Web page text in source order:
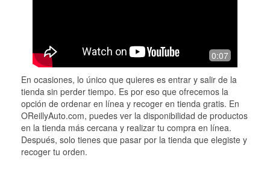
0:07
En ocasiones, lo único que quieres es entrar y salir de la
tienda sin perder tiempo. Es por eso que ofrecemos la
opción de ordenar en línea y recoger en tienda gratis. En
OReillyAuto.com, puedes ver la disponibilidad de productos
en la tienda más cercana y realizar tu compra en línea.
Después, solo tienes que pasar por la tienda que elegiste y
recoger tu orden.